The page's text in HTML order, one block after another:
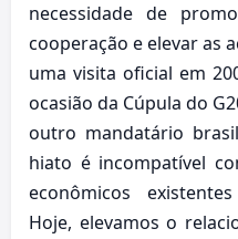
necessidade de
cooperação e elevar as
uma visita oficial em
ocasião da Cúpula do
outro mandatário
hiato é incompatível
econômicos
Hoje, elevamos o